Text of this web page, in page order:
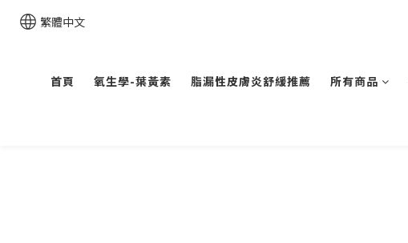
繁體中文
首頁 氧生學-葉黃素 脂漏性皮膚炎舒緩推薦 所有商品